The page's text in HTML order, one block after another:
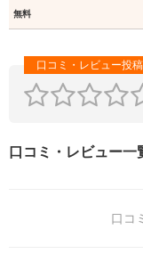
無料
口コミ・レビュー一
口コ